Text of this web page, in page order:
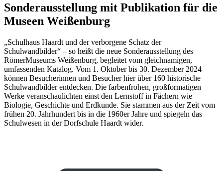
Sonderausstellung mit Publikation für die
Museen Weißenburg
„Schulhaus Haardt und der verborgene Schatz der
Schulwandbilder“ – so heißt die neue Sonderausstellung des
RömerMuseums Weißenburg, begleitet vom gleichnamigen,
umfassenden Katalog. Vom 1. Oktober bis 30. Dezember 2024
können Besucherinnen und Besucher hier über 160 historische
Schulwandbilder entdecken. Die farbenfrohen, großformatigen
Werke veranschaulichten einst den Lernstoff in Fächern wie
Biologie, Geschichte und Erdkunde. Sie stammen aus der Zeit vom
frühen 20. Jahrhundert bis in die 1960er Jahre und spiegeln das
Schulwesen in der Dorfschule Haardt wider.